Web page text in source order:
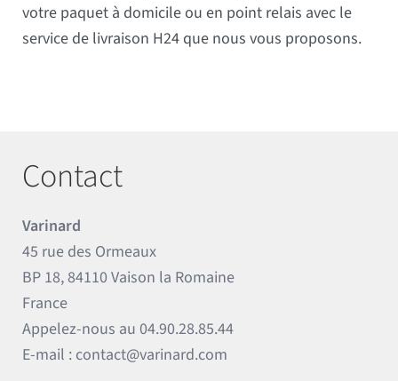
votre paquet à domicile ou en point relais avec le
service de livraison H24 que nous vous proposons.
Contact
Varinard
45 rue des Ormeaux
BP 18, 84110 Vaison la Romaine
France
Appelez-nous au04.90.28.85.44
E-mail : contact@varinard.com